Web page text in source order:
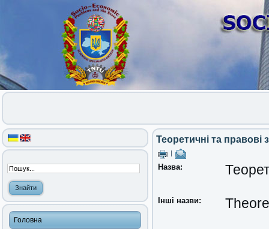
Головна
Теоретичні та правові
Назва:
Інші назви: